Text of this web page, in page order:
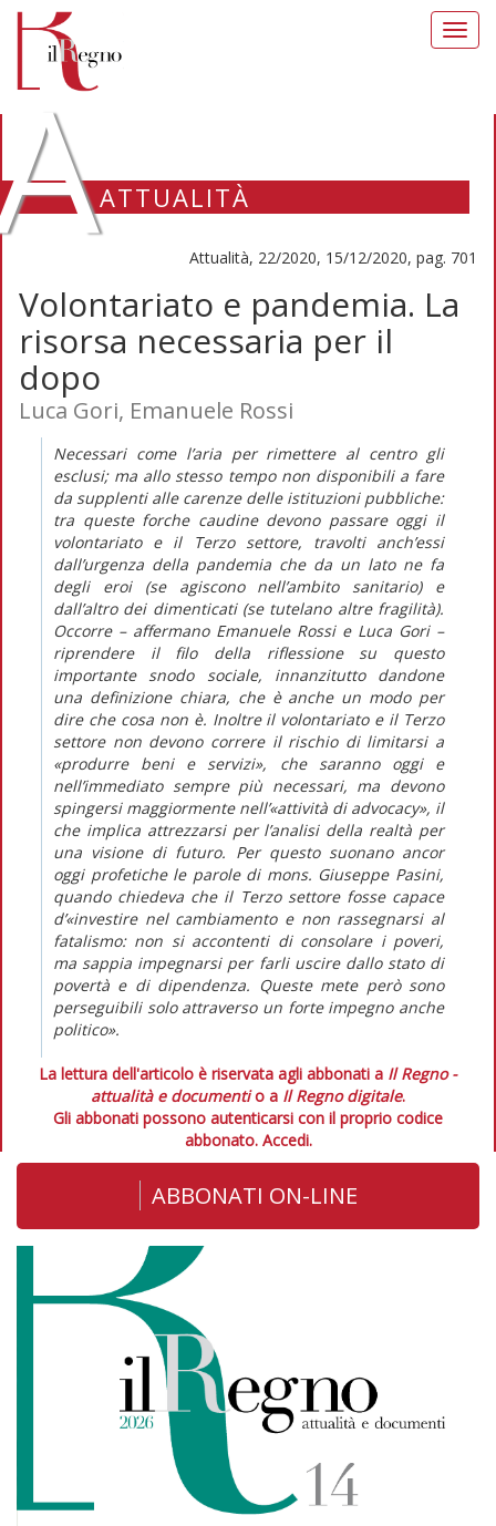
ATTUALITÀ
Attualità, 22/2020, 15/12/2020, pag. 701
Volontariato e pandemia. La
risorsa necessaria per il
dopo
Luca Gori, Emanuele Rossi
Necessari come l’aria per rimettere al centro gli
esclusi; ma allo stesso tempo non disponibili a fare
da supplenti alle carenze delle istituzioni pubbliche:
tra queste forche caudine devono passare oggi il
volontariato e il Terzo settore, travolti anch’essi
dall’urgenza della pandemia che da un lato ne fa
degli eroi (se agiscono nell’ambito sanitario) e
dall’altro dei dimenticati (se tutelano altre fragilità).
Occorre – affermano Emanuele Rossi e Luca Gori –
riprendere il filo della riflessione su questo
importante snodo sociale, innanzitutto dandone
una definizione chiara, che è anche un modo per
dire che cosa non è. Inoltre il volontariato e il Terzo
settore non devono correre il rischio di limitarsi a
«produrre beni e servizi», che saranno oggi e
nell’immediato sempre più necessari, ma devono
spingersi maggiormente nell’«attività di advocacy», il
che implica attrezzarsi per l’analisi della realtà per
una visione di futuro. Per questo suonano ancor
oggi profetiche le parole di mons. Giuseppe Pasini,
quando chiedeva che il Terzo settore fosse capace
d’«investire nel cambiamento e non rassegnarsi al
fatalismo: non si accontenti di consolare i poveri,
ma sappia impegnarsi per farli uscire dallo stato di
povertà e di dipendenza. Queste mete però sono
perseguibili solo attraverso un forte impegno anche
politico».
La lettura dell'articolo è riservata agli abbonati a Il Regno -
attualità e documentio a Il Regno digitale.
Gli abbonati possono autenticarsi con il proprio codice
abbonato. Accedi.
ABBONATI ON-LINE